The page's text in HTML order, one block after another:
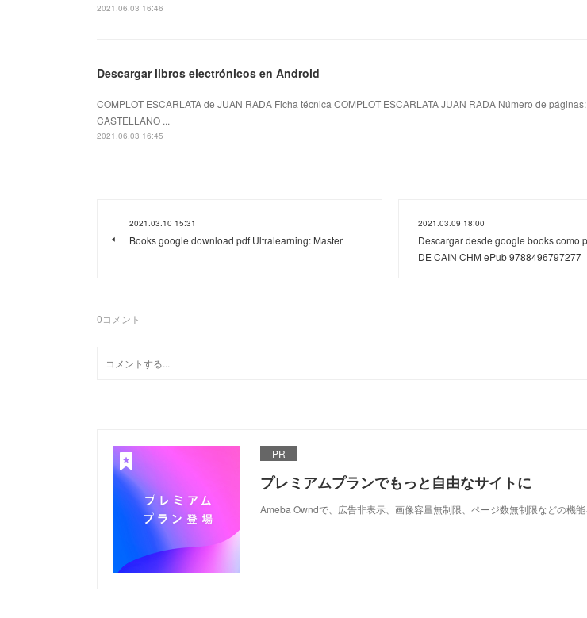
2021.06.03 16:46
Descargar libros electrónicos en Android
COMPLOT ESCARLATA de JUAN RADA Ficha técnica COMPLOT ESCARLATA JUAN RADA Número de
CASTELLANO ...
2021.06.03 16:45
2021.03.10 15:31
Books google download pdf Ultralearning: Master
2021.03.09 18:00
Descargar desde google books como
DE CAIN CHM ePub 9788496797277
0コメント
PR
プレミアムプランでもっと自由なサイトに
Ameba Owndで、広告非表示、画像容量無制限、ページ数無制限などの機能